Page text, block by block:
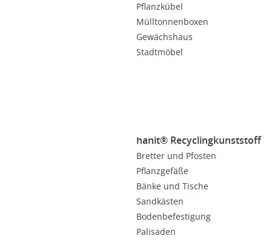
Pflanzkübel
Mülltonnenboxen
Gewächshaus
Stadtmöbel
hanit® Recyclingkunststoff
Bretter und Pfosten
Pflanzgefäße
Bänke und Tische
Sandkästen
Bodenbefestigung
Palisaden